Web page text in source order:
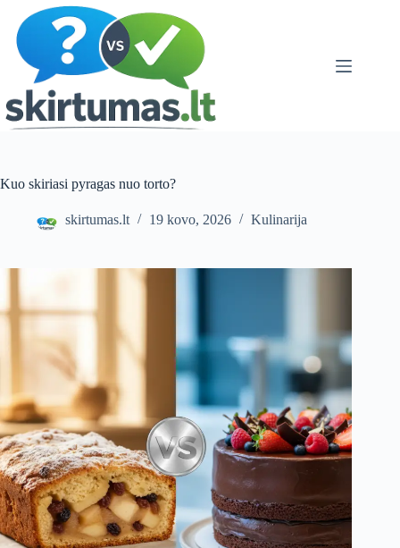
content
Kuo skiriasi pyragas nuo torto?
skirtumas.lt 19 kovo, 2026 Kulinarija